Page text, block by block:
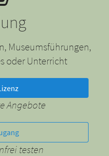
Museumsführungen,
oder Unterricht
Angebote
testen